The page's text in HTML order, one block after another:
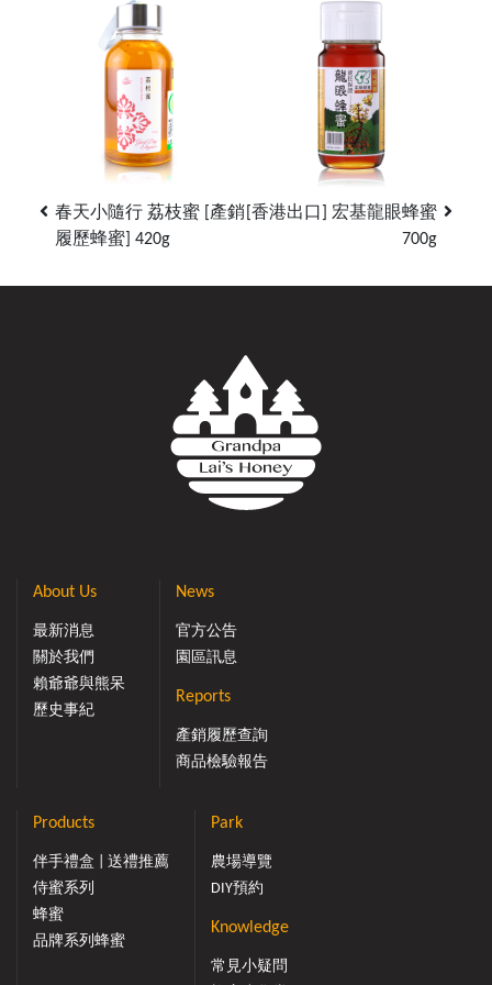
春天小隨行 荔枝蜜 [產銷
履歷蜂蜜] 420g
[香港出口] 宏基龍眼蜂蜜
700g
About Us
最新消息
關於我們
賴爺爺與熊呆
歷史事紀
News
官方公告
園區訊息
Reports
產銷履歷查詢
商品檢驗報告
Products
伴手禮盒 | 送禮推薦
侍蜜系列
蜂蜜
品牌系列蜂蜜
Park
農場導覽
DIY預約
Knowledge
常見小疑問